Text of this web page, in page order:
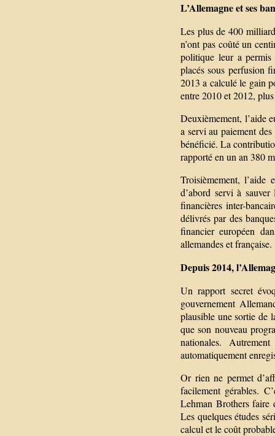
L’Allemagne et ses
Les plus de 400
n’ont pas coûté un
politique leur a permis
placés sous perfusion
2013 a calculé le gain
entre 2010 et 2012,
Deuxièmement, l’aide
a servi au paiement
bénéficié. La
rapporté en un an 380
Troisièmement,
d’abord servi à
financières inter-
délivrés par des
financier européen
allemandes et française.
Depuis 2014,
Un rapport secret
gouvernement
plausible une sortie de
que son nouveau
nationales.
automatiquement
Or rien ne permet
facilement gérables.
Lehman Brothers faire
Les quelques études
calcul et le coût